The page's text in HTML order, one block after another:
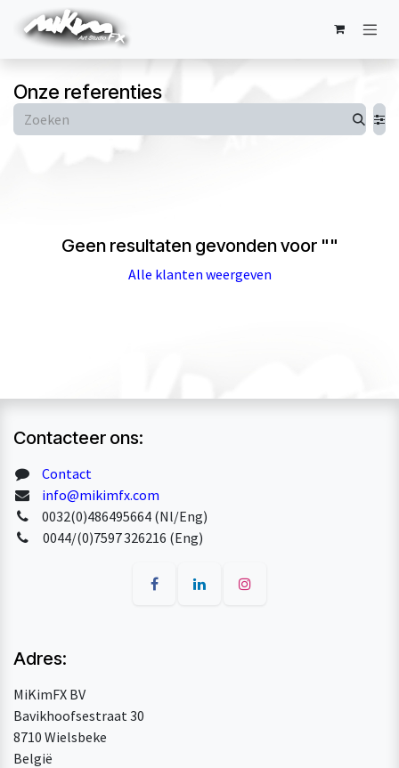
Overslaan naar inhoud
Onze referenties
Geen resultaten gevonden voor ""
Alle klanten weergeven
Contacteer ons:
Contact
info@mikimfx.com
0032(0)486495664 (Nl/Eng)
0044/(0)7597 326216 (Eng)
Adres:
MiKimFX BV
Bavikhoofsestraat 30
8710 Wielsbeke
België